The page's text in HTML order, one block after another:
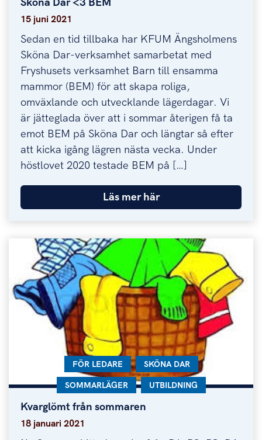
15 juni 2021
Sedan en tid tillbaka har KFUM Ängsholmens
Sköna Dar-verksamhet samarbetat med
Fryshusets verksamhet Barn till ensamma
mammor (BEM) för att skapa roliga,
omväxlande och utvecklande lägerdagar. Vi
är jätteglada över att i sommar återigen få ta
emot BEM på Sköna Dar och längtar så efter
att kicka igång lägren nästa vecka. Under
höstlovet 2020 testade BEM på […]
Läs mer här
Kvarglömt från sommaren
Kvarglömt från sommaren
KATEGORI:
FÖR LEDARE KATEGORI:
SKÖNA DAR
KATEGORI:
SOMMARLÄGER KATEGORI:
UTBILDNING
18 januari 2021